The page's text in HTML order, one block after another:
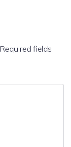
Required fields